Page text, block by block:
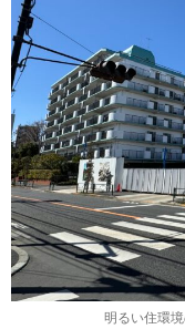
明るい住環